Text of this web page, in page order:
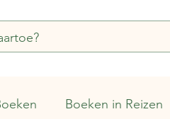
Boeken in Reizen